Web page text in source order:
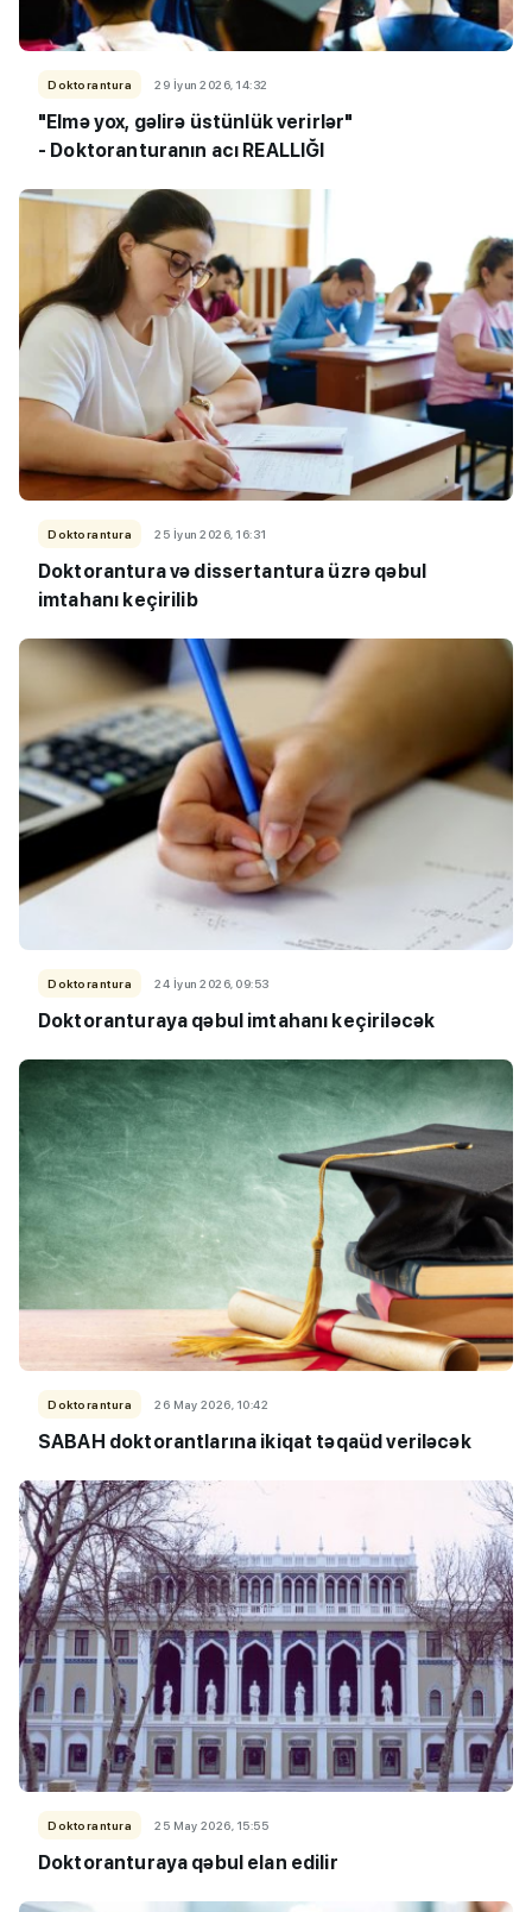
Doktorantura 29 İyun 2026, 14:32
"Elmə yox, gəlirə üstünlük verirlər"
- Doktoranturanın acı REALLIĞI
Doktorantura 25 İyun 2026, 16:31
Doktorantura və dissertantura üzrə qəbul
imtahanı keçirilib
Doktorantura 24 İyun 2026, 09:53
Doktoranturaya qəbul imtahanı keçiriləcək
Doktorantura 26 May 2026, 10:42
SABAH doktorantlarına ikiqat təqaüd veriləcək
Doktorantura 25 May 2026, 15:55
Doktoranturaya qəbul elan edilir